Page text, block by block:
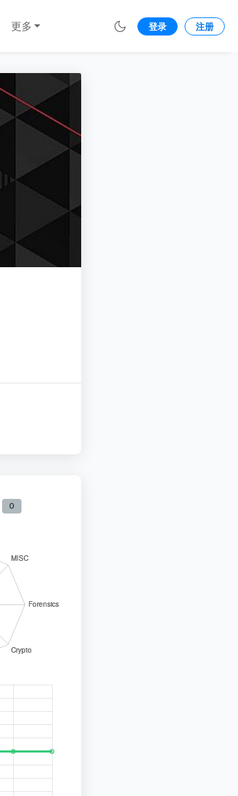
更多 登录 注册
0